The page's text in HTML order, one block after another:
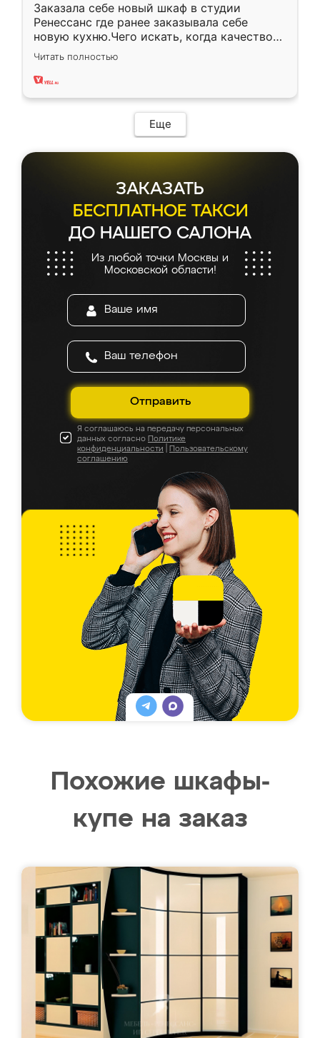
Заказала себе новый шкаф в студии
Ренессанс где ранее заказывала себе
новую кухню.Чего искать, когда качеством
вполне довольна. Служит кухня уже почти
два года, нареканий нет.
Читать полностью
Еще
ЗАКАЗАТЬ
БЕСПЛАТНОЕ ТАКСИ
ДО НАШЕГО САЛОНА
Из любой точки Москвы и
Московской области!
Отправить
Я соглашаюсь на передачу персональных
данных согласно Политике
конфиденциальности
Пользовательскому
соглашению
Похожие шкафы-
купе на заказ